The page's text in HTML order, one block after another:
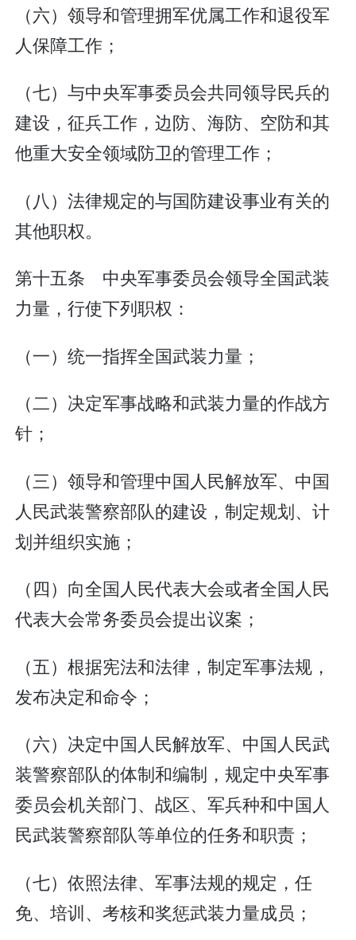
（六）领导和管理拥军优属工作和退役军
人保障工作；
（七）与中央军事委员会共同领导民兵的
建设，征兵工作，边防、海防、空防和其
他重大安全领域防卫的管理工作；
（八）法律规定的与国防建设事业有关的
其他职权。
第十五条 中央军事委员会领导全国武装
力量，行使下列职权：
（一）统一指挥全国武装力量；
（二）决定军事战略和武装力量的作战方
针；
（三）领导和管理中国人民解放军、中国
人民武装警察部队的建设，制定规划、计
划并组织实施；
（四）向全国人民代表大会或者全国人民
代表大会常务委员会提出议案；
（五）根据宪法和法律，制定军事法规，
发布决定和命令；
（六）决定中国人民解放军、中国人民武
装警察部队的体制和编制，规定中央军事
委员会机关部门、战区、军兵种和中国人
民武装警察部队等单位的任务和职责；
（七）依照法律、军事法规的规定，任
免、培训、考核和奖惩武装力量成员；